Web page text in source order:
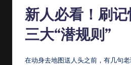
新人必看！刷
三大“潜规则”
在动身去地图送人头之前，有几句